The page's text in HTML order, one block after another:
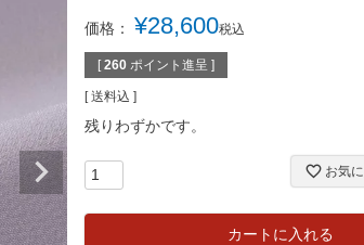
価格： ¥28,600税込
[ 260 ポイント進呈 ]
送料込
残りわずかです。
お気
カートに入れる